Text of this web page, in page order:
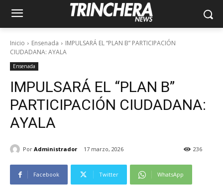
Inicio Ensenada
IMPULSARÁ EL “PLAN B” PARTICIPACIÓN
CIUDADANA: AYALA
Ensenada
IMPULSARÁ EL “PLAN B”
PARTICIPACIÓN CIUDADANA:
AYALA
Por Administrador 17 marzo, 2026 236
Facebook Twitter WhatsApp